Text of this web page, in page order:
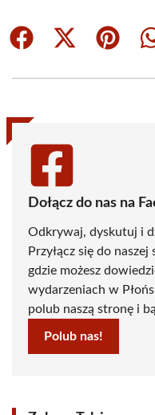
Share
Share
(Twitter)
Share
Dołącz do nas na
Odkrywaj, dyskutuj i
Przyłącz się do
gdzie możesz
wydarzeniach w
polub naszą stronę i
Polub nas!